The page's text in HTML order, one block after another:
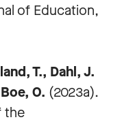
of Education,
T., Dahl, J.
O. (2023a).
the